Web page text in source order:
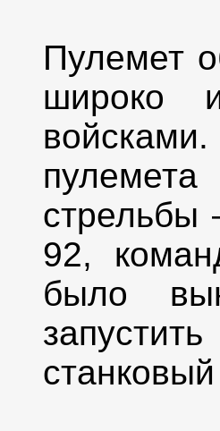
Пулемет
широко
войсками.
стрельбы
92,
было